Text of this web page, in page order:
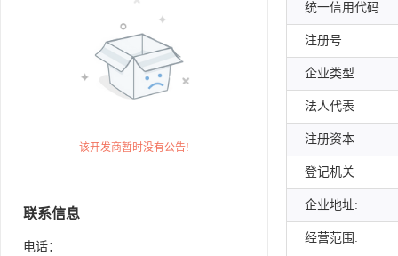
该开发商暂时没有公告!
联系信息
电话：
统一信用代码
注册号
企业类型
法人代表
注册资本
登记机关
企业地址:
经营范围: